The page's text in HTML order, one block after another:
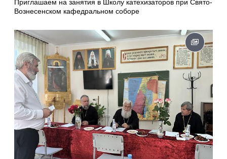
Приглашаем на занятия в Школу катехизаторов при Свято-
Вознесенском кафедральном соборе